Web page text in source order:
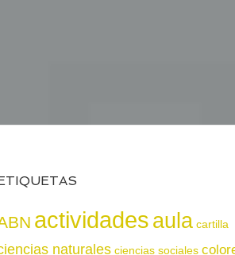
actividadesaula cartilla
naturales ciencias sociales